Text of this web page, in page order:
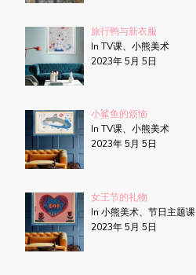
旅行鸭与新衣服
In TV课、小熊美术
2023年 5月 5日
小鲨鱼的烦恼
In TV课、小熊美术
2023年 5月 5日
女王节的礼物
In 小熊美术、节日主题课
2023年 5月 5日